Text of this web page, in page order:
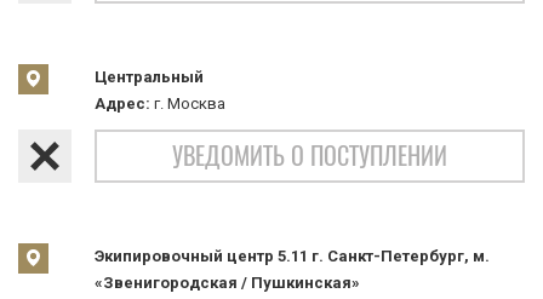
Центральный
Адрес: г. Москва
УВЕДОМИТЬ О ПОСТУПЛЕНИИ
Экипировочный центр 5.11 г. Санкт-Петербург, м.
«Звенигородская / Пушкинская»